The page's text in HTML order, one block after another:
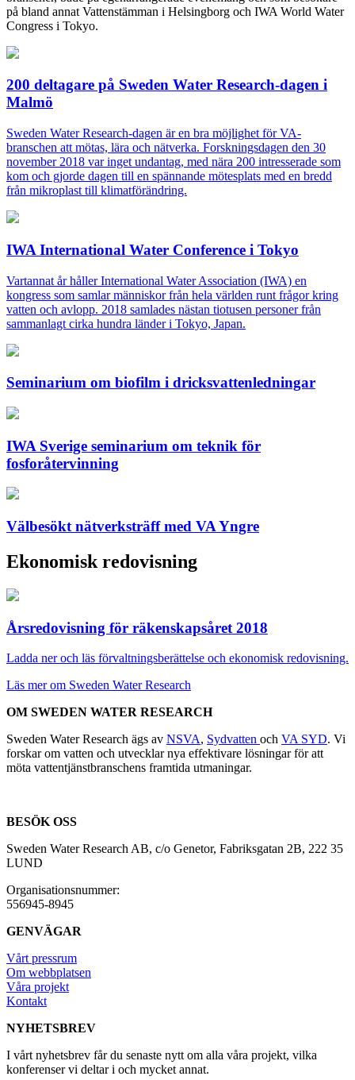
på bland annat Vattenstämman i Helsingborg och IWA World Water
Congress i Tokyo.
200 deltagare på Sweden Water Research-dagen i
Malmö
Sweden Water Research-dagen är en bra möjlighet för VA-
branschen att mötas, lära och nätverka. Forskningsdagen den 30
november 2018 var inget undantag, med nära 200 intresserade som
kom och gjorde dagen till en spännande mötesplats med en bredd
från mikroplast till klimatförändring.
IWA International Water Conference i Tokyo
Vartannat år håller International Water Association (IWA) en
kongress som samlar människor från hela världen runt frågor kring
vatten och avlopp. 2018 samlades nästan tiotusen personer från
sammanlagt cirka hundra länder i Tokyo, Japan.
Seminarium om biofilm i dricksvattenledningar
IWA Sverige seminarium om teknik för
fosforåtervinning
Välbesökt nätverksträff med VA Yngre
Ekonomisk redovisning
Årsredovisning för räkenskapsåret 2018
Ladda ner och läs förvaltningsberättelse och ekonomisk redovisning.
Läs mer om Sweden Water Research
OM SWEDEN WATER RESEARCH
Sweden Water Research ägs av NSVA, Sydvatten och VA SYD. Vi
forskar om vatten och utvecklar nya effektivare lösningar för att
möta vattentjänstbranschens framtida utmaningar.
BESÖK OSS
Sweden Water Research AB, c/o Genetor, Fabriksgatan 2B, 222 35
LUND
Organisationsnummer:
556945-8945
GENVÄGAR
Vårt pressrum
Om webbplatsen
Våra projekt
Kontakt
NYHETSBREV
I vårt nyhetsbrev får du senaste nytt om alla våra projekt, vilka
konferenser vi deltar i och mycket annat.